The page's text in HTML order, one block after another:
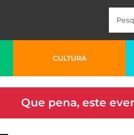
CULTURA
Que pena, este